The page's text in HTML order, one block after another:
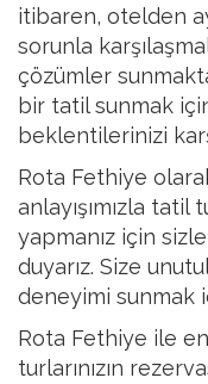
itibaren, otelden
sorunla
çözümler
bir tatil sunmak
beklentilerinizi
Rota Fethiye
anlayışımızla tatil
yapmanız için
duyarız. Size
deneyimi sunmak
Rota Fethiye ile
turlarınızın